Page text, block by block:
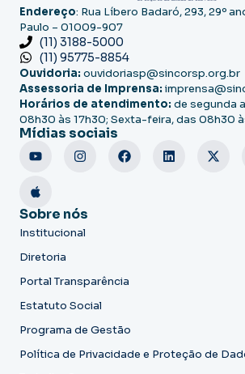
Endereço: Rua Líbero Badaró, 293, 29º
Paulo – 01009-907
(11) 3188-5000
(11) 95775-8854
Ouvidoria: ouvidoriasp@sincorsp.org.br
Assessoria de Imprensa:
Horários de atendimento: de segunda
08h30 às 17h30; Sexta-feira, das 08h30
Mídias sociais
Sobre nós
Institucional
Diretoria
Portal Transparência
Estatuto Social
Programa de Gestão
Política de Privacidade e Proteção de